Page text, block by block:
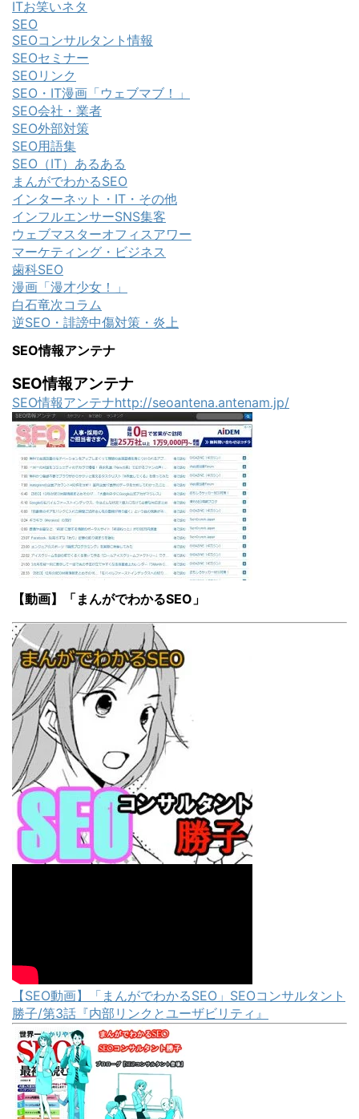
ITお笑いネタ
SEO
SEOコンサルタント情報
SEOセミナー
SEOリンク
SEO・IT漫画「ウェブマブ！」
SEO会社・業者
SEO外部対策
SEO用語集
SEO（IT）あるある
まんがでわかるSEO
インターネット・IT・その他
インフルエンサーSNS集客
ウェブマスターオフィスアワー
マーケティング・ビジネス
歯科SEO
漫画「漫才少女！」
白石竜次コラム
逆SEO・誹謗中傷対策・炎上
SEO情報アンテナ
SEO情報アンテナ
SEO情報アンテナhttp://seoantena.antenam.jp/
【動画】「まんがでわかるSEO」
【SEO動画】「まんがでわかるSEO」SEOコンサルタント
勝子/第3話『内部リンクとユーザビリティ』